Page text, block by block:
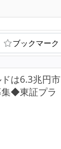
ブックマーク
は6.3兆円市
◆東証プラ